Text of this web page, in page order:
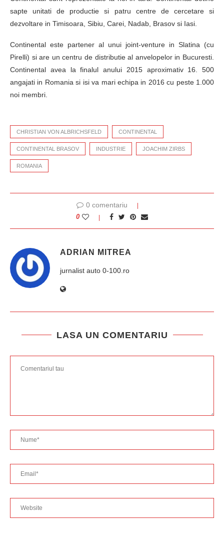
sapte unitati de productie si patru centre de cercetare si
dezvoltare in Timisoara, Sibiu, Carei, Nadab, Brasov si Iasi.
Continental este partener al unui joint-venture in Slatina (cu
Pirelli) si are un centru de distributie al anvelopelor in Bucuresti.
Continental avea la finalul anului 2015 aproximativ 16. 500
angajati in Romania si isi va mari echipa in 2016 cu peste 1.000
noi membri.
CHRISTIAN VON ALBRICHSFELD CONTINENTAL
CONTINENTAL BRASOV INDUSTRIE JOACHIM ZIRBS
ROMANIA
0 comentariu
0
ADRIAN MITREA
jurnalist auto 0-100.ro
LASA UN COMENTARIU